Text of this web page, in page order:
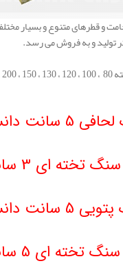
و قطرهای متنوع و بسیار
30
تخته ای 3 سانت
80
تخته ای 5 سانت